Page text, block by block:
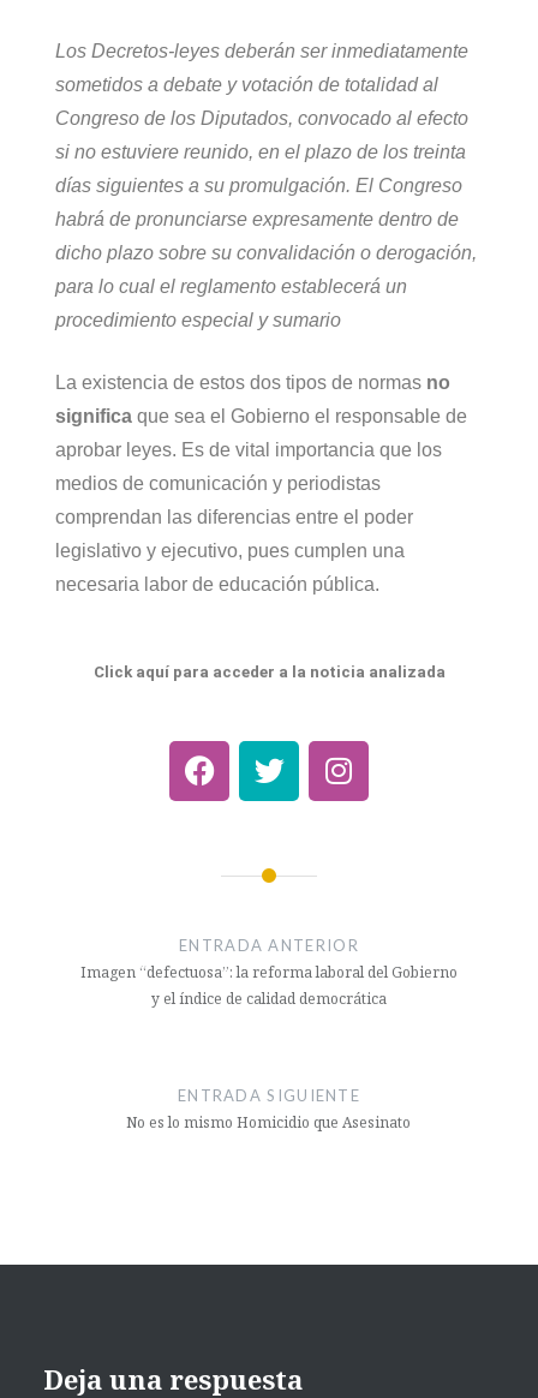
Los Decretos-leyes deberán ser inmediatamente
sometidos a debate y votación de totalidad al
Congreso de los Diputados, convocado al efecto
si no estuviere reunido, en el plazo de los treinta
días siguientes a su promulgación. El Congreso
habrá de pronunciarse expresamente dentro de
dicho plazo sobre su convalidación o derogación,
para lo cual el reglamento establecerá un
procedimiento especial y sumario
La existencia de estos dos tipos de normas no
significaque sea el Gobierno el responsable de
aprobar leyes. Es de vital importancia que los
medios de comunicación y periodistas
comprendan las diferencias entre el poder
legislativo y ejecutivo, pues cumplen una
necesaria labor de educación pública.
Click aquí para acceder a la noticia analizada
ENTRADA ANTERIOR
Imagen “defectuosa”: la reforma laboral del Gobierno
y el índice de calidad democrática
ENTRADA SIGUIENTE
No es lo mismo Homicidio que Asesinato
Deja una respuesta